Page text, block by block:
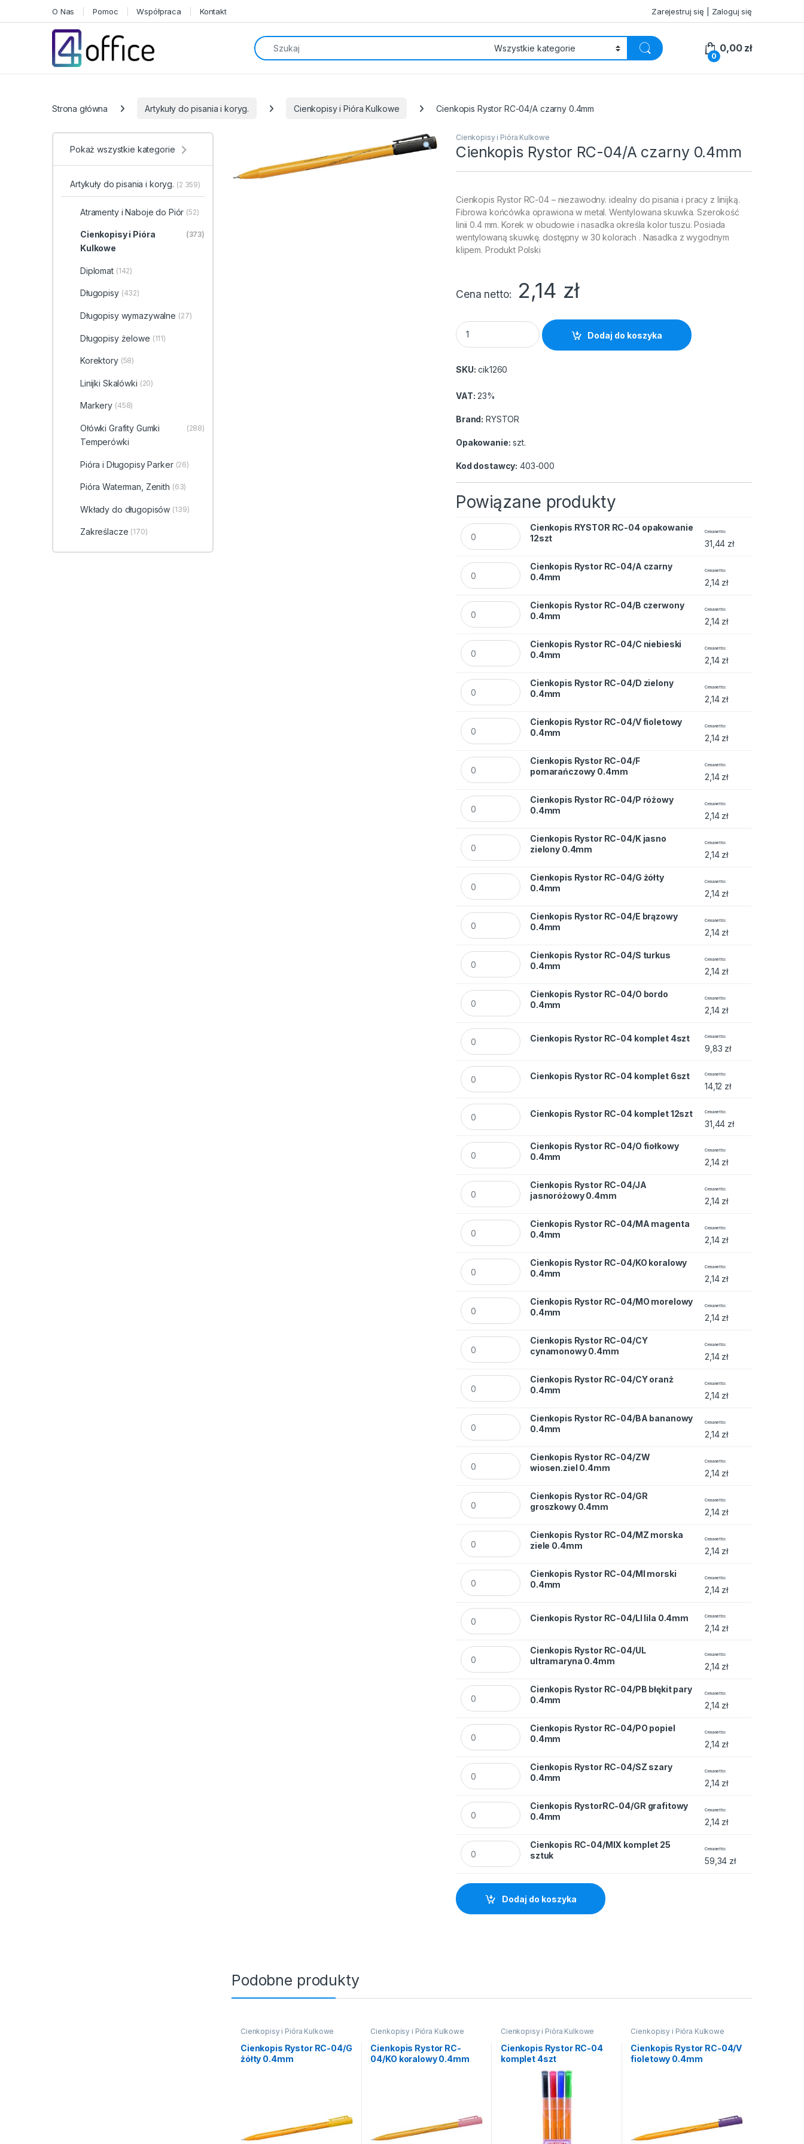
O Nas Pomoc Współpraca Kontakt Zarejestruj się | Zaloguj się
Search for:
0
0,00 zł
Strona główna Artykuły do pisania i koryg. Cienkopisy i Pióra Kulkowe Cienkopis Rystor RC-04/A czarny 0.4mm
Cienkopisy i Pióra Kulkowe
Cienkopis Rystor RC-04/A czarny 0.4mm
Cienkopis Rystor RC-04 – niezawodny. idealny do pisania i pracy z linijką.
Fibrowa końcówka oprawiona w metal. Wentylowana skuwka. Szerokość
linii 0.4 mm. Korek w obudowie i nasadka określa kolor tuszu. Posiada
wentylowaną skuwkę. dostępny w 30 kolorach . Nasadka z wygodnym
klipem. Produkt Polski
Cena netto 2,14 zł
Cienkopis Rystor RC-04/A czarny 0.4mm quantity
Dodaj do koszyka
SKU: cik1260
VAT: 23%
Brand: RYSTOR
Opakowanie: szt.
Kod dostawcy: 403-000
Powiązane produkty
Cienkopis RYSTOR RC-04 opakowanie 12szt quantity
Cienkopis RYSTOR RC-04 opakowanie
12szt
Cena netto
31,44 zł
Cienkopis Rystor RC-04/A czarny 0.4mm quantity
Cienkopis Rystor RC-04/A czarny
0.4mm
Cena netto
2,14 zł
Cienkopis Rystor RC-04/B czerwony 0.4mm quantity
Cienkopis Rystor RC-04/B czerwony
0.4mm
Cena netto
2,14 zł
Cienkopis Rystor RC-04/C niebieski 0.4mm quantity
Cienkopis Rystor RC-04/C niebieski
0.4mm
Cena netto
2,14 zł
Cienkopis Rystor RC-04/D zielony 0.4mm quantity
Cienkopis Rystor RC-04/D zielony
0.4mm
Cena netto
2,14 zł
Cienkopis Rystor RC-04/V fioletowy 0.4mm quantity
Cienkopis Rystor RC-04/V fioletowy
0.4mm
Cena netto
2,14 zł
Cienkopis Rystor RC-04/F pomarańczowy 0.4mm quantity
Cienkopis Rystor RC-04/F
pomarańczowy 0.4mm
Cena netto
2,14 zł
Cienkopis Rystor RC-04/P różowy 0.4mm quantity
Cienkopis Rystor RC-04/P różowy
0.4mm
Cena netto
2,14 zł
Cienkopis Rystor RC-04/K jasno zielony 0.4mm quantity
Cienkopis Rystor RC-04/K jasno
zielony 0.4mm
Cena netto
2,14 zł
Cienkopis Rystor RC-04/G żółty 0.4mm quantity
Cienkopis Rystor RC-04/G żółty
0.4mm
Cena netto
2,14 zł
Cienkopis Rystor RC-04/E brązowy 0.4mm quantity
Cienkopis Rystor RC-04/E brązowy
0.4mm
Cena netto
2,14 zł
Cienkopis Rystor RC-04/S turkus 0.4mm quantity
Cienkopis Rystor RC-04/S turkus
0.4mm
Cena netto
2,14 zł
Cienkopis Rystor RC-04/O bordo 0.4mm quantity
Cienkopis Rystor RC-04/O bordo
0.4mm
Cena netto
2,14 zł
Cienkopis Rystor RC-04 komplet 4szt quantity
Cienkopis Rystor RC-04 komplet 4szt Cena netto
9,83 zł
Cienkopis Rystor RC-04 komplet 6szt quantity
Cienkopis Rystor RC-04 komplet 6szt Cena netto
14,12 zł
Cienkopis Rystor RC-04 komplet 12szt quantity
Cienkopis Rystor RC-04 komplet 12szt Cena netto
31,44 zł
Cienkopis Rystor RC-04/O fiołkowy 0.4mm quantity
Cienkopis Rystor RC-04/O fiołkowy
0.4mm
Cena netto
2,14 zł
Cienkopis Rystor RC-04/JA jasnoróżowy 0.4mm quantity
Cienkopis Rystor RC-04/JA
jasnoróżowy 0.4mm
Cena netto
2,14 zł
Cienkopis Rystor RC-04/MA magenta 0.4mm quantity
Cienkopis Rystor RC-04/MA magenta
0.4mm
Cena netto
2,14 zł
Cienkopis Rystor RC-04/KO koralowy 0.4mm quantity
Cienkopis Rystor RC-04/KO koralowy
0.4mm
Cena netto
2,14 zł
Cienkopis Rystor RC-04/MO morelowy 0.4mm quantity
Cienkopis Rystor RC-04/MO morelowy
0.4mm
Cena netto
2,14 zł
Cienkopis Rystor RC-04/CY cynamonowy 0.4mm quantity
Cienkopis Rystor RC-04/CY
cynamonowy 0.4mm
Cena netto
2,14 zł
Cienkopis Rystor RC-04/CY oranż 0.4mm quantity
Cienkopis Rystor RC-04/CY oranż
0.4mm
Cena netto
2,14 zł
Cienkopis Rystor RC-04/BA bananowy 0.4mm quantity
Cienkopis Rystor RC-04/BA bananowy
0.4mm
Cena netto
2,14 zł
Cienkopis Rystor RC-04/ZW wiosen.ziel 0.4mm quantity
Cienkopis Rystor RC-04/ZW
wiosen.ziel 0.4mm
Cena netto
2,14 zł
Cienkopis Rystor RC-04/GR groszkowy 0.4mm quantity
Cienkopis Rystor RC-04/GR
groszkowy 0.4mm
Cena netto
2,14 zł
Cienkopis Rystor RC-04/MZ morska ziele 0.4mm quantity
Cienkopis Rystor RC-04/MZ morska
ziele 0.4mm
Cena netto
2,14 zł
Cienkopis Rystor RC-04/MI morski 0.4mm quantity
Cienkopis Rystor RC-04/MI morski
0.4mm
Cena netto
2,14 zł
Cienkopis Rystor RC-04/LI lila 0.4mm quantity
Cienkopis Rystor RC-04/LI lila 0.4mm Cena netto
2,14 zł
Cienkopis Rystor RC-04/UL ultramaryna 0.4mm quantity
Cienkopis Rystor RC-04/UL
ultramaryna 0.4mm
Cena netto
2,14 zł
Cienkopis Rystor RC-04/PB błękit pary 0.4mm quantity
Cienkopis Rystor RC-04/PB błękit pary
0.4mm
Cena netto
2,14 zł
Cienkopis Rystor RC-04/PO popiel 0.4mm quantity
Cienkopis Rystor RC-04/PO popiel
0.4mm
Cena netto
2,14 zł
Cienkopis Rystor RC-04/SZ szary 0.4mm quantity
Cienkopis Rystor RC-04/SZ szary
0.4mm
Cena netto
2,14 zł
Cienkopis RystorRC-04/GR grafitowy 0.4mm quantity
Cienkopis RystorRC-04/GR grafitowy
0.4mm
Cena netto
2,14 zł
Cienkopis RC-04/MIX komplet 25 sztuk quantity
Cienkopis RC-04/MIX komplet 25
sztuk
Cena netto
59,34 zł
Dodaj do koszyka
Podobne produkty
Cienkopisy i Pióra Kulkowe
Cienkopis Rystor RC-04/G
żółty 0.4mm
Cienkopisy i Pióra Kulkowe
Cienkopis Rystor RC-
04/KO koralowy 0.4mm
Cienkopisy i Pióra Kulkowe
Cienkopis Rystor RC-04
komplet 4szt
Cienkopisy i Pióra Kulkowe
Cienkopis Rystor RC-04/V
fioletowy 0.4mm
Pokaż wszystkie kategorie
Artykuły do pisania i koryg. (2 359)
Atramenty i Naboje do Piór (52)
Cienkopisy i Pióra
Kulkowe
(373)
Diplomat (142)
Długopisy (432)
Długopisy wymazywalne (27)
Długopisy żelowe (111)
Korektory (58)
Linijki Skalówki (20)
Markery (458)
Ołówki Grafity Gumki
Temperówki
(288)
Pióra i Długopisy Parker (26)
Pióra Waterman, Zenith (63)
Wkłady do długopisów (139)
Zakreślacze (170)